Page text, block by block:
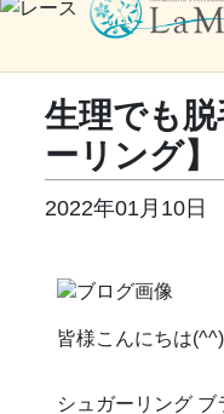
生理でも
ーリング】
2022年01月10日
皆様こんにちは
シュガーリング